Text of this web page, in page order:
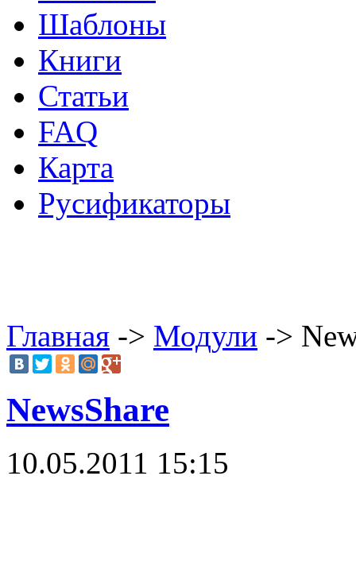
Шаблоны
Книги
Статьи
FAQ
Карта
Русификаторы
Главная -> Модули ->
NewsShare
10.05.2011 15:15